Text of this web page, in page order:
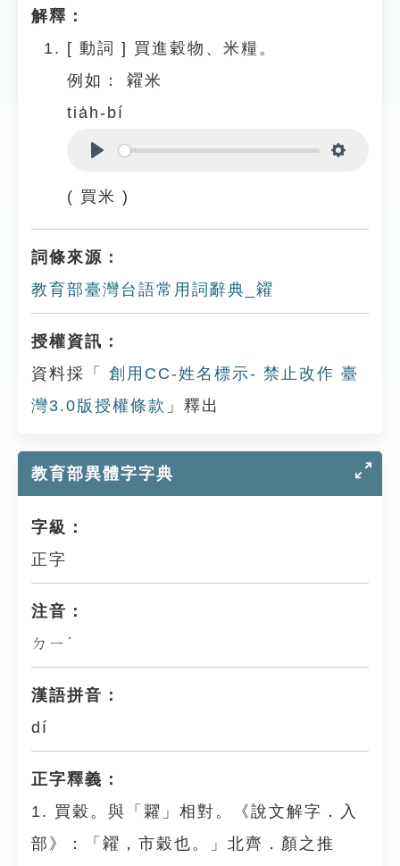
解釋：
[ 動詞 ] 買進穀物、米糧。
例如：
糴米
tia̍h-bí
( 買米 )
詞條來源：
教育部臺灣台語常用詞辭典_糴
授權資訊：
資料採「
創用CC-姓名標示- 禁止改作 臺
灣3.0版授權條款 」釋出
教育部異體字字典
字級：
正字
注音：
ㄉㄧˊ
漢語拼音：
dí
正字釋義：
1. 買穀。與「糶」相對。《說文解字．入
部》：「糴，市穀也。」北齊．顏之推